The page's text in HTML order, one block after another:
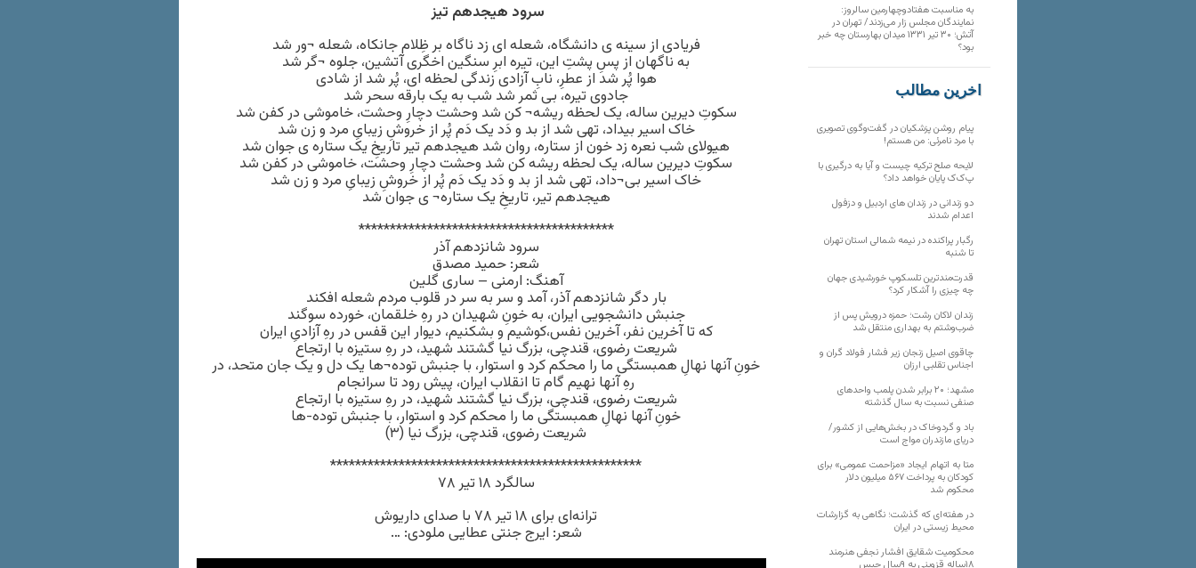
سرود هیجدهم تیز
فریادی از سینه ی دانشگاه، شعله ای زد ناگاه بر ظِلام جانکاه، شعله ¬ور شد
به ناگهان از پسِ پشتِ این، تیره ابرِ سنگین اخگری آتشین، جلوه ¬گر شد
هوا پُر شد از عطرِ، نابِ آزادی زندگی لحظه ای، پُر شد از شادی
جادوی تیره، بی ثمر شد شب به یک بارقه سحر شد
سکوتِ دیرین ساله، یک لحظه ریشه¬ کن شد وحشت دچارِ وحشت، خاموشی در کفن شد
خاک اسیر بیداد، تهی شد از بد و دَد یک دَم پُر از خروشِ زیبایِ مرد و زن شد
هیولای شب نعره زد خون از ستاره، روان شد هیجدهم تیر تاریخِ یک ستاره ی جوان شد
سکوتِ دیرین ساله، یک لحظه ریشه کن شد وحشت دچارِ وحشت، خاموشی در کفن شد
خاک اسیر بی¬داد، تهی شد از بد و دَد یک دَم پُر از خروشِ زیبایِ مرد و زن شد
هیجدهم تیر، تاریخِ یک ستاره¬ ی جوان شد
*****************************************
سرود شانزدهم آذر
شعر: حمید مصدق
آهنگ: ارمنی – ساری گلین
بار دگر شانزدهم آذر، آمد و سر به سر در قلوب مردم شعله افکند
جنبش دانشجویی ایران، به خونِ شهیدان در رهِ خلقمان، خورده سوگند
که تا آخرین نفر، آخرین نفس،کوشیم و بشکنیم، دیوار این قفس در رهِ آزادیِ ایران
شریعت رضوی، قندچی، بزرگ نیا گشتند شهید، در رهِ ستیزه با ارتجاع
خونِ آنها نهالِ همبستگی ما را محکم کرد و استوار، با جنبش توده¬ها یک دل و یک جان متحد، در
رهِ آنها نهیم گام تا انقلاب ایران، پیش رود تا سرانجام
شریعت رضوی، قندچی، بزرگ نیا گشتند شهید، در رهِ ستیزه با ارتجاع
خونِ آنها نهالِ همبستگی ما را محکم کرد و استوار، با جنبش توده-ها
شریعت رضوی، قندچی، بزرگ نیا (۳)
**************************************************
سالگرد ۱۸ تیر ۷۸
ترانه‌ای برای ۱۸ تیر ۷۸ با صدای داریوش
شعر: ایرج جنتی عطایی ملودی: …
به مناسبت هفتادوچهارمین سالروز:
نمایندگان مجلس زار می‌زدند/ تهران در
آتش؛ ۳۰ تیر ۱۳۳۱ میدان بهارستان چه خبر
بود؟
آخرین مطالب
پیام روشن پزشکیان در گفت‌و‌گوی تصویری
با مرد نامرئی: من هستم!
لایحه صلح ترکیه چیست و آیا به درگیری با
پ‌ک‌ک پایان خواهد داد؟
دو زندانی در زندان های اردبیل و دزفول
اعدام شدند
رگبار پراکنده در نیمه شمالی استان تهران
تا شنبه
قدرت‌مندترین تلسکوپ خورشیدی جهان
چه چیزی را آشکار کرد؟
زندان لاکان رشت؛ حمزه درویش پس از
ضرب‌وشتم به بهداری منتقل شد
چاقوی اصیل زنجان زیر فشار فولاد گران و
اجناس تقلبی ارزان
مشهد؛ ۲۰ برابر شدن پلمب واحدهای
صنفی نسبت به سال گذشته
باد و گردوخاک در بخش‌هایی از کشور/
دریای مازندران مواج است
متا به اتهام ایجاد «مزاحمت عمومی» برای
کودکان به پرداخت ۵۶۷ میلیون دلار
محکوم شد
در هفته‌ای که گذشت؛ نگاهی به گزارشات
محیط زیستی در ایران
محکومیت شقایق افشار نجفی هنرمند
۱۸ساله قزوینی به ۹سال حبس